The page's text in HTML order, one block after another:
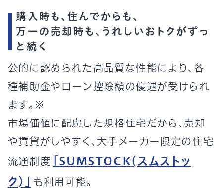
購入時も、住んでからも、
万一の売却時も、うれしいおトクがずっ
と続く
公的に認められた高品質な性能により、各
種補助金やローン控除額の優遇が受けられ
ます。※
市場価値に配慮した規格住宅だから、売却
や賃貸がしやすく、大手メーカー限定の住宅
流通制度 「SUMSTOCK(スムストッ
ク)」 も利用可能。